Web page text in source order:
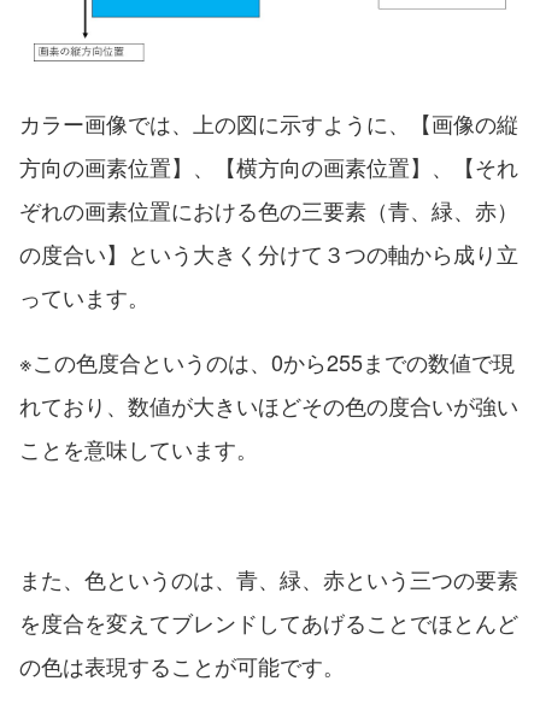
カラー画像では、上の図に示すように、【画像の縦
方向の画素位置】、【横方向の画素位置】、【それ
ぞれの画素位置における色の三要素（青、緑、赤）
の度合い】という大きく分けて３つの軸から成り立
っています。
※この色度合というのは、0から255までの数値で現
れており、数値が大きいほどその色の度合いが強い
ことを意味しています。
また、色というのは、青、緑、赤という三つの要素
を度合を変えてブレンドしてあげることでほとんど
の色は表現することが可能です。